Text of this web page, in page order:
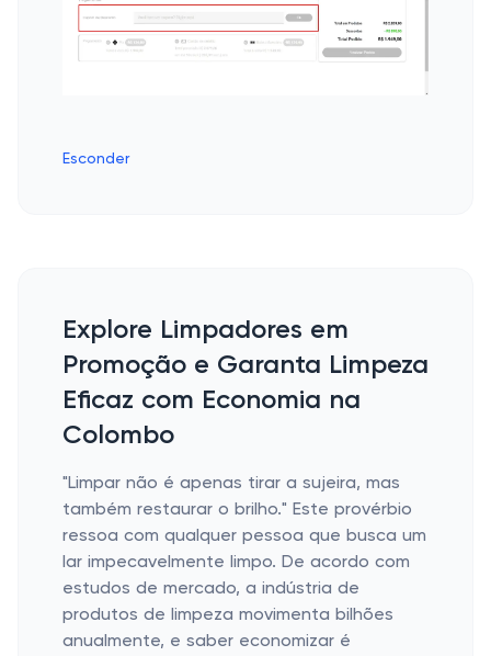
Esconder
Explore Limpadores em
Promoção e Garanta Limpeza
Eficaz com Economia na
Colombo
"Limpar não é apenas tirar a sujeira, mas
também restaurar o brilho." Este provérbio
ressoa com qualquer pessoa que busca um
lar impecavelmente limpo. De acordo com
estudos de mercado, a indústria de
produtos de limpeza movimenta bilhões
anualmente, e saber economizar é